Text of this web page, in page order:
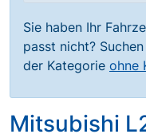
Sie haben Ihr
passt nicht?
der Kategorie ohne
Mitsubishi